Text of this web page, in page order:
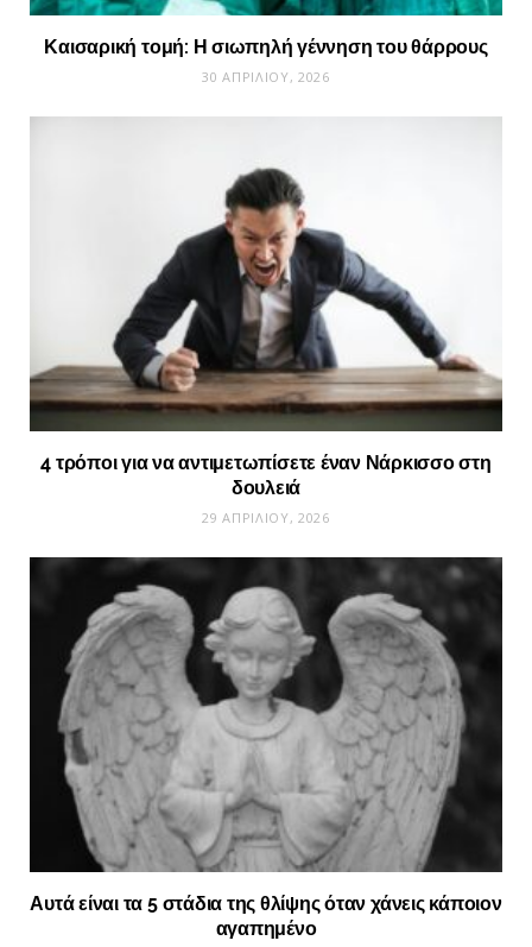
Καισαρική τομή: Η σιωπηλή γέννηση του θάρρους
30 ΑΠΡΙΛΊΟΥ, 2026
4 τρόποι για να αντιμετωπίσετε έναν Νάρκισσο στη
δουλειά
29 ΑΠΡΙΛΊΟΥ, 2026
Αυτά είναι τα 5 στάδια της θλίψης όταν χάνεις κάποιον
αγαπημένο